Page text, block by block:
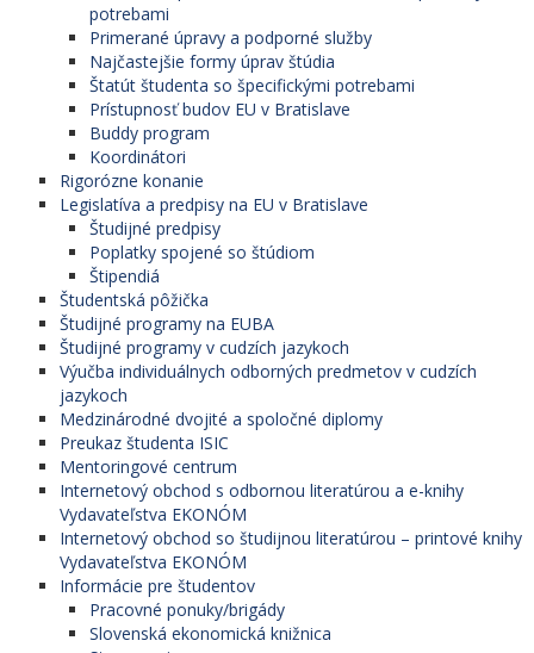
potrebami
Primerané úpravy a podporné služby
Najčastejšie formy úprav štúdia
Štatút študenta so špecifickými potrebami
Prístupnosť budov EU v Bratislave
Buddy program
Koordinátori
Rigorózne konanie
Legislatíva a predpisy na EU v Bratislave
Študijné predpisy
Poplatky spojené so štúdiom
Štipendiá
Študentská pôžička
Študijné programy na EUBA
Študijné programy v cudzích jazykoch
Výučba individuálnych odborných predmetov v cudzích
jazykoch
Medzinárodné dvojité a spoločné diplomy
Preukaz študenta ISIC
Mentoringové centrum
Internetový obchod s odbornou literatúrou a e-knihy
Vydavateľstva EKONÓM
Internetový obchod so študijnou literatúrou – printové knihy
Vydavateľstva EKONÓM
Informácie pre študentov
Pracovné ponuky/brigády
Slovenská ekonomická knižnica